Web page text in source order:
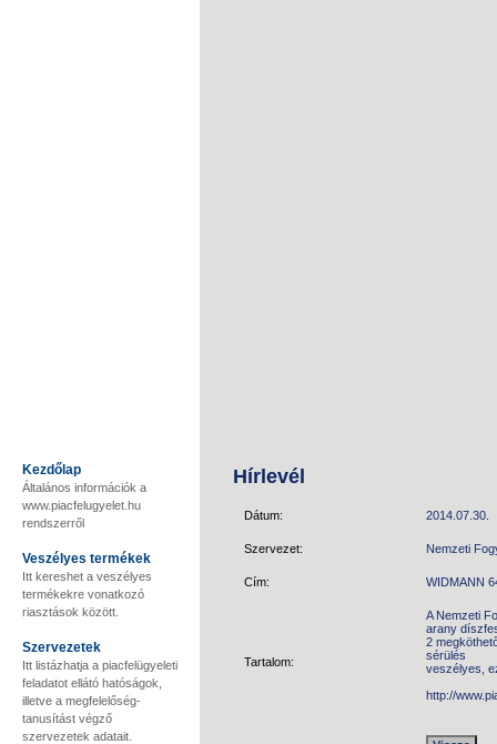
Kezdőlap
Általános információk a
www.piacfelugyelet.hu
rendszerről
Veszélyes termékek
Itt kereshet a veszélyes
termékekre vonatkozó
riasztások között.
Szervezetek
Itt listázhatja a piacfelügyeleti
feladatot ellátó hatóságok,
illetve a megfelelőség-
tanusítást végző
szervezetek adatait.
Hírlevél
Dátum: 2014.07.30.
Szervezet: Nemzeti
Cím: WIDMANN
Tartalom:
A Nemzeti
arany
2
sérülés
veszélyes,
http://